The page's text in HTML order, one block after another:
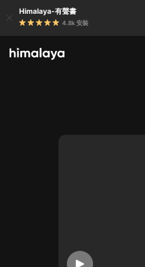
Himalaya-有聲書
4.8k 安裝